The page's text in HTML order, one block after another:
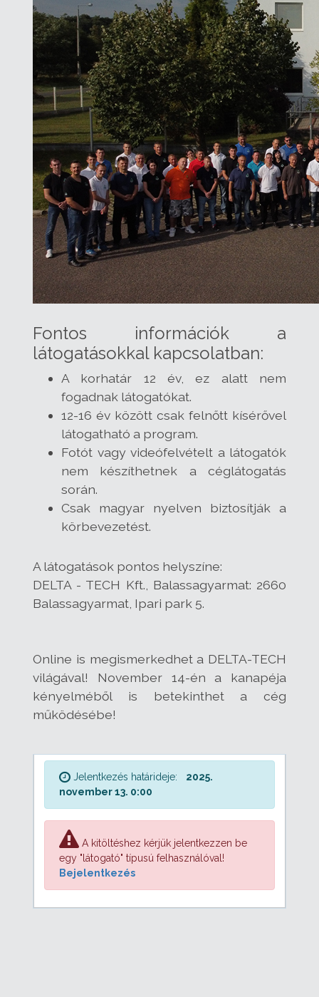
Fontos információk a
látogatásokkal kapcsolatban:
A korhatár 12 év, ez alatt nem
fogadnak látogatókat.
12-16 év között csak felnőtt kísérővel
látogatható a program.
Fotót vagy videófelvételt a látogatók
nem készíthetnek a céglátogatás
során.
Csak magyar nyelven biztosítják a
körbevezetést.
A látogatások pontos helyszíne:
DELTA - TECH Kft., Balassagyarmat: 2660
Balassagyarmat, Ipari park 5.
Online is megismerkedhet a DELTA-TECH
világával! November 14-én a kanapéja
kényelméből is betekinthet a cég
működésébe!
Jelentkezés határideje:
2025.
november 13. 0:00
A kitöltéshez kérjük jelentkezzen be
egy "látogató" típusú felhasználóval!
Bejelentkezés